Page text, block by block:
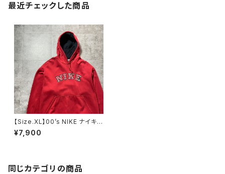
最近チェックした商品
【Size.XL】00’s NIKE ナイキ
刺繍アーチロゴ レッド 赤
スウェット パーカー
¥7,900
同じカテゴリの商品